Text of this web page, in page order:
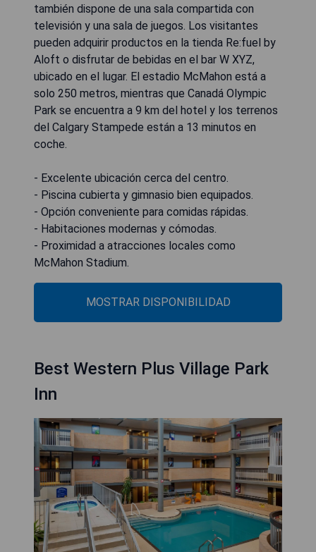
también dispone de una sala compartida con
televisión y una sala de juegos. Los visitantes
pueden adquirir productos en la tienda Re:fuel by
Aloft o disfrutar de bebidas en el bar W XYZ,
ubicado en el lugar. El estadio McMahon está a
solo 250 metros, mientras que Canadá Olympic
Park se encuentra a 9 km del hotel y los terrenos
del Calgary Stampede están a 13 minutos en
coche.
- Excelente ubicación cerca del centro.
- Piscina cubierta y gimnasio bien equipados.
- Opción conveniente para comidas rápidas.
- Habitaciones modernas y cómodas.
- Proximidad a atracciones locales como
McMahon Stadium.
MOSTRAR DISPONIBILIDAD
Best Western Plus Village Park
Inn